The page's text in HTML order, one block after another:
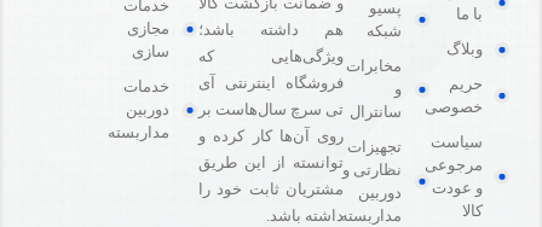
با ما
وبلاگ
حریم
خصوصی
سیاست
مرجوعی
و عودت
کالا
پسیو
شبکه
مخابرات
و
سانترال
تجهیزات
نظارتی و
دوربین
مداربسته
هم داشته باشد؛
ویژگی‌هایی که
فروشگاه اینترنتی آی
تی سرچ سال‌هاست بر
روی آن‌ها کار کرده و
توانسته از این طریق
مشتریان ثابت خود را
داشته باشد.
خدمات
مجازی
سازی
خدمات
دوربین
مداربسته